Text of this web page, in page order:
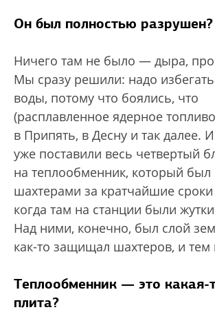
Он был полностью разрушен?
Ничего там не было — дыра,
Мы сразу решили: надо
воды, потому что боялись, что
(расплавленное ядерное
в Припять, в Десну и так далее.
уже поставили весь четвертый
на теплообменник, который был
шахтерами за кратчайшие сроки
когда там на станции были
Над ними, конечно, был слой
как-то защищал шахтеров, и
Теплообменник — это какая-
плита?